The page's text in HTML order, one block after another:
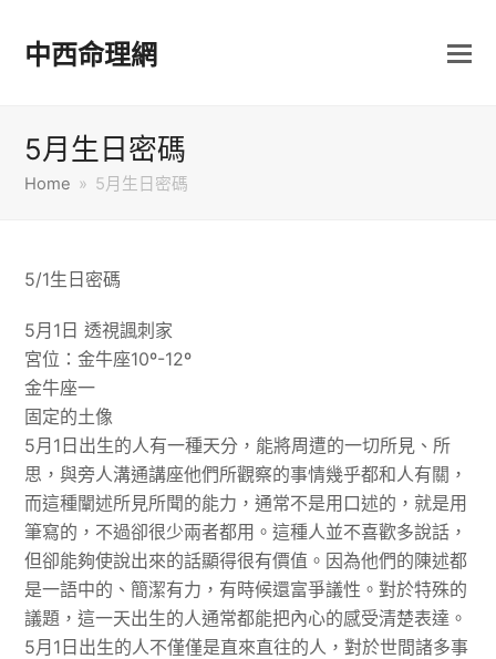
中西命理網
5月生日密碼
Home » 5月生日密碼
5/1生日密碼
5月1日 透視諷刺家
宮位：金牛座10º-12º
金牛座一
固定的土像
5月1日出生的人有一種天分，能將周遭的一切所見、所
思，與旁人溝通講座他們所觀察的事情幾乎都和人有關，
而這種闡述所見所聞的能力，通常不是用口述的，就是用
筆寫的，不過卻很少兩者都用。這種人並不喜歡多說話，
但卻能夠使說出來的話顯得很有價值。因為他們的陳述都
是一語中的、簡潔有力，有時候還富爭議性。對於特殊的
議題，這一天出生的人通常都能把內心的感受清楚表達。
5月1日出生的人不僅僅是直來直往的人，對於世間諸多事